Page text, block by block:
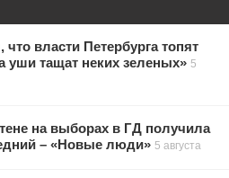
власти Петербурга топят
уши тащат неких зеленых» 5
на выборах в ГД получила
– «Новые люди» 5 августа